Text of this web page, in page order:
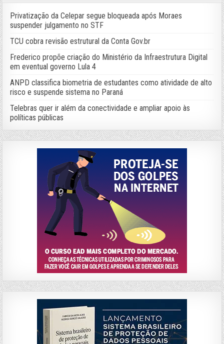
Privatização da Celepar segue bloqueada após Moraes
suspender julgamento no STF
TCU cobra revisão estrutural da Conta Gov.br
Frederico propõe criação do Ministério da Infraestrutura Digital
em eventual governo Lula 4
ANPD classifica biometria de estudantes como atividade de alto
risco e suspende sistema no Paraná
Telebras quer ir além da conectividade e ampliar apoio às
políticas públicas